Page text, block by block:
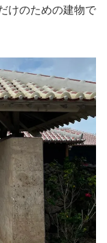
けのための建物で